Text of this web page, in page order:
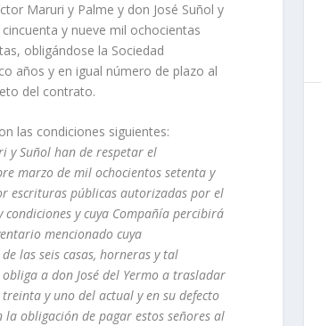
Maruri y Palme y don José Suñol y
y nueve mil ochocientas
obligándose la Socie­dad
años y en igual número de plazo al
del contrato.
las condiciones siguientes:
y Suñol han de respetar el
marzo de mil ochocientos setenta y
escrituras públicas autorizadas por el
y cuya Compañí­a percibirá
mencionado cuya
las seis casas, horneras y tal
a don José del Yermo a trasladar
y uno del actual y en su defecto
obligación de pagar estos señores al